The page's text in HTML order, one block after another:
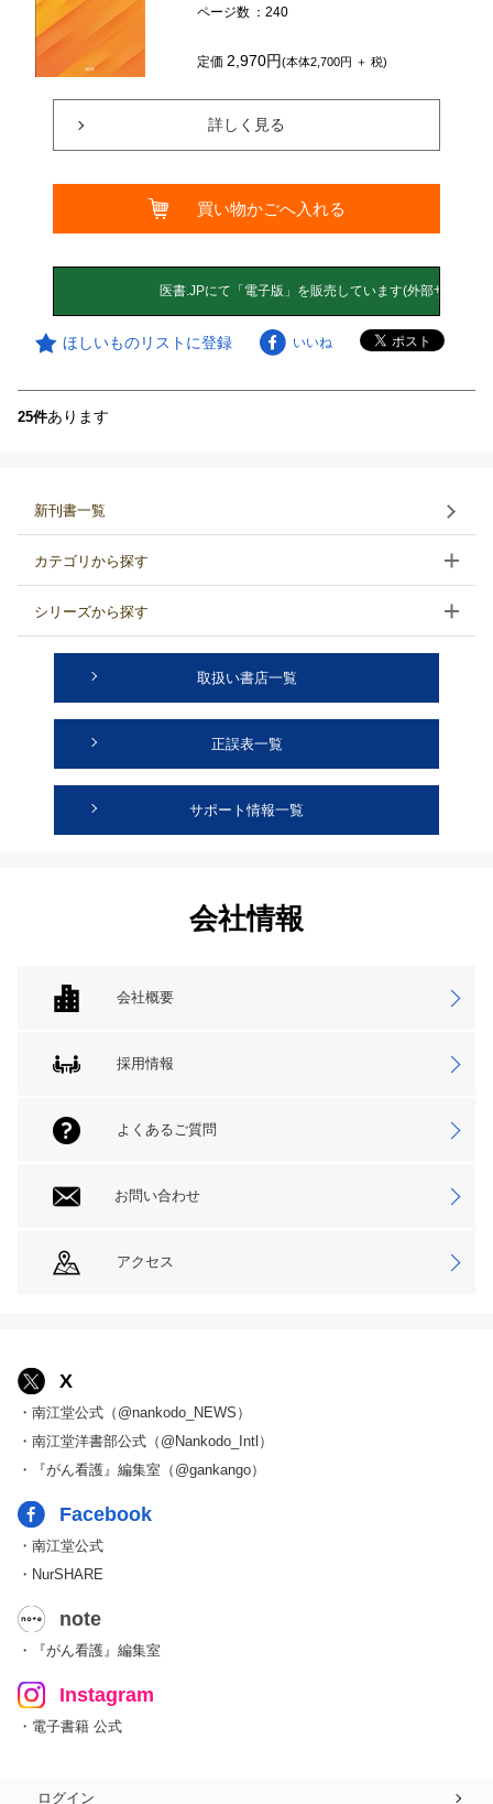
ページ数 ：240
定価2,970円(本体2,700円 ＋ 税)
詳しく見る
買い物かごへ入れる
ほしいものリストに登録 いいね
25件あります
新刊書一覧
カテゴリから探す
シリーズから探す
取扱い書店一覧
正誤表一覧
サポート情報一覧
会社情報
会社概要
採用情報
よくあるご質問
お問い合わせ
アクセス
X
・南江堂公式（@nankodo_NEWS）
・南江堂洋書部公式（@Nankodo_Intl）
・『がん看護』編集室（@gankango）
Facebook
・南江堂公式
・NurSHARE
note
・『がん看護』編集室
Instagram
・電子書籍 公式
ログイン